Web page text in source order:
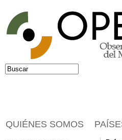
Jump to navigation
Formulario de
Buscar
QUIÉNES SOMOS